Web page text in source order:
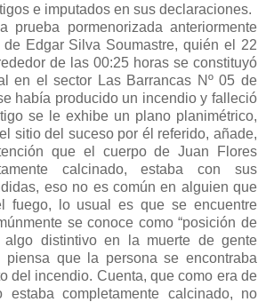
e imputados en sus declaraciones.
prueba pormenorizada anteriormente
Edgar Silva Soumastre, quién el 22
de las 00:25 horas se constituyó
en el sector Las Barrancas Nº 05 de
había producido un incendio y falleció
se le exhibe un plano planimétrico,
sitio del suceso por él referido, añade,
que el cuerpo de Juan Flores
calcinado, estaba con sus
eso no es común en alguien que
fuego, lo usual es que se encuentre
se conoce como “posición de
algo distintivo en la muerte de gente
piensa que la persona se encontraba
del incendio. Cuenta, que como era de
completamente calcinado, no